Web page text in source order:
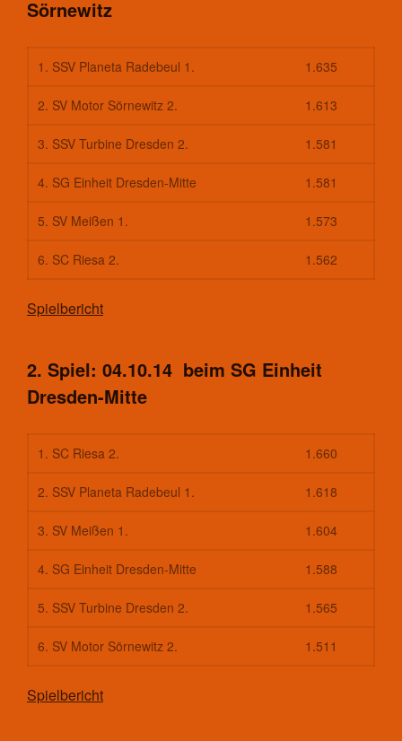
Sörnewitz
1. SSV Planeta Radebeul 1. 1.635
2. SV Motor Sörnewitz 2. 1.613
3. SSV Turbine Dresden 2. 1.581
4. SG Einheit Dresden-Mitte 1.581
5. SV Meißen 1. 1.573
6. SC Riesa 2. 1.562
Spielbericht
2. Spiel: 04.10.14 beim SG Einheit
Dresden-Mitte
1. SC Riesa 2. 1.660
2. SSV Planeta Radebeul 1. 1.618
3. SV Meißen 1. 1.604
4. SG Einheit Dresden-Mitte 1.588
5. SSV Turbine Dresden 2. 1.565
6. SV Motor Sörnewitz 2. 1.511
Spielbericht